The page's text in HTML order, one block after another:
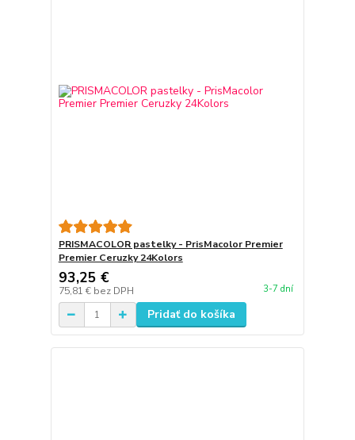
PRISMACOLOR pastelky - PrisMacolor Premier
Premier Ceruzky 24Kolors
93,25 €
75,81 € bez DPH 3-7 dní
Pridať do košíka